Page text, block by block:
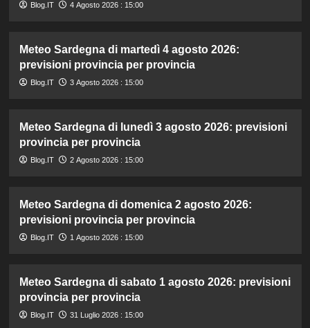
Blog.IT 4 Agosto 2026 : 15:00
Meteo Sardegna di martedì 4 agosto 2026:
previsioni provincia per provincia
Blog.IT 3 Agosto 2026 : 15:00
Meteo Sardegna di lunedì 3 agosto 2026: previsioni
provincia per provincia
Blog.IT 2 Agosto 2026 : 15:00
Meteo Sardegna di domenica 2 agosto 2026:
previsioni provincia per provincia
Blog.IT 1 Agosto 2026 : 15:00
Meteo Sardegna di sabato 1 agosto 2026: previsioni
provincia per provincia
Blog.IT 31 Luglio 2026 : 15:00